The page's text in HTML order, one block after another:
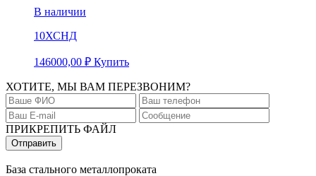
В наличии
10ХСНД
146000,00 ₽ Купить
ХОТИТЕ, МЫ ВАМ ПЕРЕЗВОНИМ?
ПРИКРЕПИТЬ ФАЙЛ
База стального металлопроката